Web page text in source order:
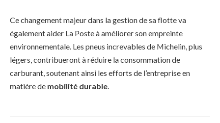
Ce changement majeur dans la gestion de sa flotte va
également aider La Poste à améliorer son empreinte
environnementale. Les pneus increvables de Michelin, plus
légers, contribueront à réduire la consommation de
carburant, soutenant ainsi les efforts de l’entreprise en
matière de mobilité durable